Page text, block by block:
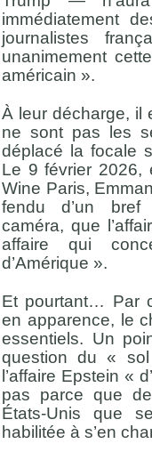
immédiatement
journalistes
unanimement
américain ».
À leur décharge, il
ne sont pas les
déplacé la focale
Le 9 février 2026,
Wine Paris,
fendu d’un bref
caméra, que
affaire qui
d’Amérique ».
Et pourtant… Par
en apparence, le
essentiels. Un
question du «
l’affaire Epstein «
pas parce que
États-Unis que
habilitée à s’en